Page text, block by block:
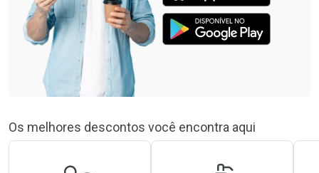
Os melhores descontos você encontra aqui